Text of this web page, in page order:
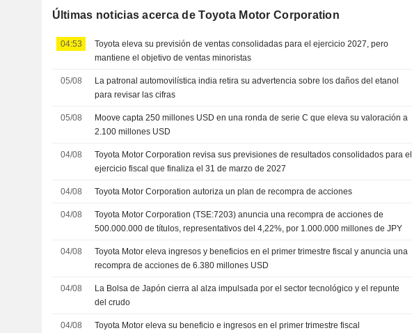
Últimas noticias acerca de Toyota Motor Corporation
04:53
Toyota eleva su previsión de ventas consolidadas para el ejercicio 2027, pero
mantiene el objetivo de ventas minoristas
05/08
La patronal automovilística india retira su advertencia sobre los daños del etanol
para revisar las cifras
05/08
Moove capta 250 millones USD en una ronda de serie C que eleva su valoración a
2.100 millones USD
04/08
Toyota Motor Corporation revisa sus previsiones de resultados consolidados para el
ejercicio fiscal que finaliza el 31 de marzo de 2027
04/08 Toyota Motor Corporation autoriza un plan de recompra de acciones
04/08
Toyota Motor Corporation (TSE:7203) anuncia una recompra de acciones de
500.000.000 de títulos, representativos del 4,22%, por 1.000.000 millones de JPY
04/08
Toyota Motor eleva ingresos y beneficios en el primer trimestre fiscal y anuncia una
recompra de acciones de 6.380 millones USD
04/08
La Bolsa de Japón cierra al alza impulsada por el sector tecnológico y el repunte
del crudo
04/08 Toyota Motor eleva su beneficio e ingresos en el primer trimestre fiscal